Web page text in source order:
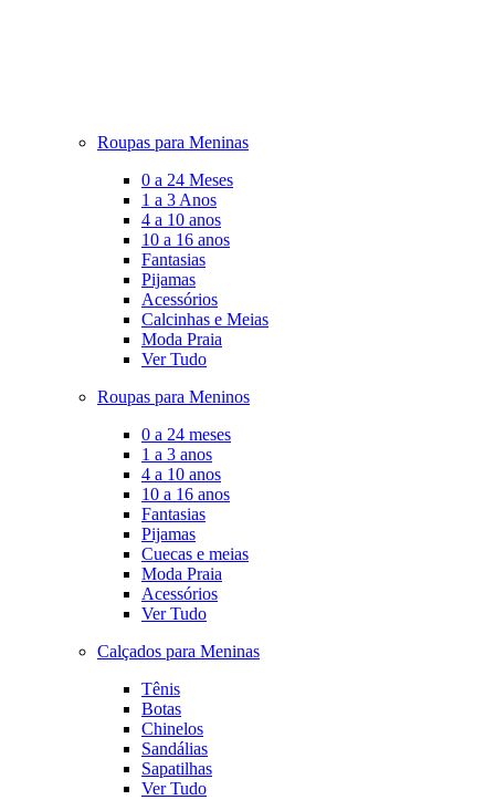
Roupas para Meninas
0 a 24 Meses
1 a 3 Anos
4 a 10 anos
10 a 16 anos
Fantasias
Pijamas
Acessórios
Calcinhas e Meias
Moda Praia
Ver Tudo
Roupas para Meninos
0 a 24 meses
1 a 3 anos
4 a 10 anos
10 a 16 anos
Fantasias
Pijamas
Cuecas e meias
Moda Praia
Acessórios
Ver Tudo
Calçados para Meninas
Tênis
Botas
Chinelos
Sandálias
Sapatilhas
Ver Tudo